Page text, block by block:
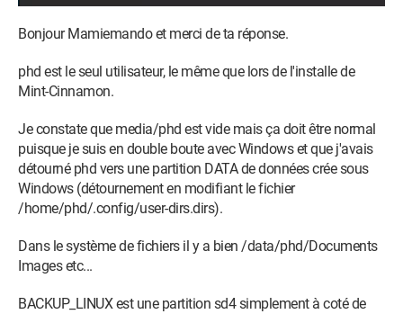
Bonjour Mamiemando et merci de ta réponse.
phd est le seul utilisateur, le même que lors de l'installe de
Mint-Cinnamon.
Je constate que media/phd est vide mais ça doit être normal
puisque je suis en double boute avec Windows et que j'avais
détourné phd vers une partition DATA de données crée sous
Windows (détournement en modifiant le fichier
/home/phd/.config/user-dirs.dirs).
Dans le système de fichiers il y a bien /data/phd/Documents
Images etc...
BACKUP_LINUX est une partition sd4 simplement à coté de